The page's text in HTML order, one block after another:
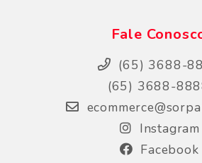
Fale
(65) 3688-
(65) 3688-
Instagram
Facebook